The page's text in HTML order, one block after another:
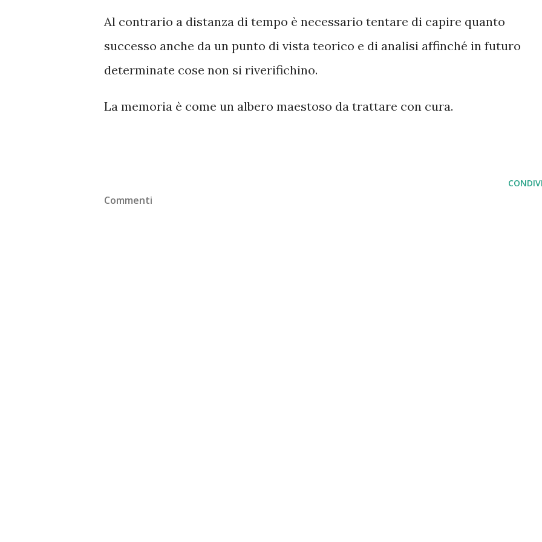
Al contrario a distanza di tempo è necessario tentare di capire quanto
successo anche da un punto di vista teorico e di analisi affinché in futuro
determinate cose non si riverifichino.
La memoria è come un albero maestoso da trattare con cura.
Commenti